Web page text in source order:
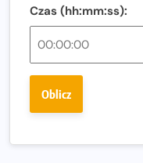
wybiera wyzwanie
Polsce
Ponad 12 tysięcy
Czas (hh:mm:ss):
Oblicz